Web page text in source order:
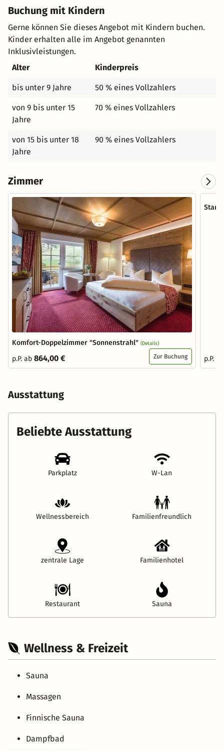
Buchung mit Kindern
Gerne können Sie dieses Angebot mit Kindern buchen.
Kinder erhalten alle im Angebot genannten
Inklusivleistungen.
Alter
Kinderpreis
bis unter 9 Jahre 50 % eines Vollzahlers
von 9 bis unter 15
Jahre
70 % eines Vollzahlers
von 15 bis unter 18
Jahre
90 % eines Vollzahlers
Zimmer
Komfort-Doppelzimmer "Sonnenstrahl" (Details)
p.P. ab 864,00 € Zur Buchung p.P.
Ausstattung
Beliebte Ausstattung
Parkplatz W-Lan
Wellnessbereich Familienfreundlich
zentrale Lage Familienhotel
Restaurant Sauna
Wellness & Freizeit
Sauna
Massagen
Finnische Sauna
Dampfbad